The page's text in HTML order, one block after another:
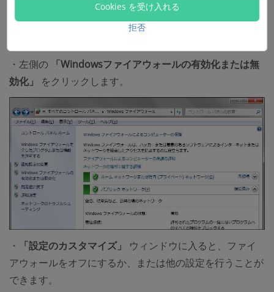
・左側の
「Windowsファイアウォールの有効化または無
効化」
をクリックします。
・ 「設定のカスタマイズ」
ウィンドウに入ると、ファイ
アウォールをオフにするか、または他の設定を行うことが
できます。
Cookies を受け入れる
拒否